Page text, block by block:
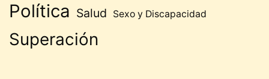
Política Salud Sexo y Discapacidad
Superación